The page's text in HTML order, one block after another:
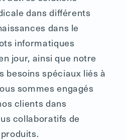
dans différents
dans le
informatiques
jour, ainsi que notre
besoins spéciaux liés à
sommes engagés
clients dans
collaboratifs de